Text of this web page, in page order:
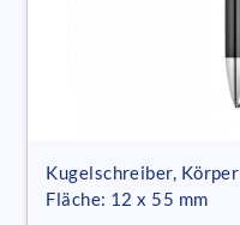
Kugelschreiber, Körper
Fläche: 12 x 55 mm